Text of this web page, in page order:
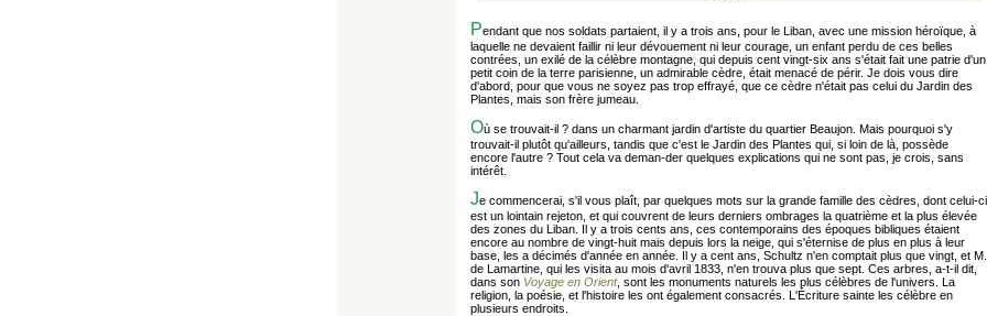
Pendant que nos soldats partaient, il y a trois ans, pour le Liban, avec une mission héroïque, à
laquelle ne devaient faillir ni leur dévouement ni leur courage, un enfant perdu de ces belles
contrées, un exilé de la célèbre montagne, qui depuis cent vingt-six ans s'était fait une patrie d'un
petit coin de la terre parisienne, un admirable cèdre, était menacé de périr. Je dois vous dire
d'abord, pour que vous ne soyez pas trop effrayé, que ce cèdre n'était pas celui du Jardin des
Plantes, mais son frère jumeau.
Où se trouvait-il ? dans un charmant jardin d'artiste du quartier Beaujon. Mais pourquoi s'y
trouvait-il plutôt qu'ailleurs, tandis que c'est le Jardin des Plantes qui, si loin de là, possède
encore l'autre ? Tout cela va deman-der quelques explications qui ne sont pas, je crois, sans
intérêt.
Je commencerai, s'il vous plaît, par quelques mots sur la grande famille des cèdres, dont celui-ci
est un lointain rejeton, et qui couvrent de leurs derniers ombrages la quatrième et la plus élevée
des zones du Liban. Il y a trois cents ans, ces contemporains des époques bibliques étaient
encore au nombre de vingt-huit mais depuis lors la neige, qui s'éternise de plus en plus à leur
base, les a décimés d'année en année. Il y a cent ans, Schultz n'en comptait plus que vingt, et M.
de Lamartine, qui les visita au mois d'avril 1833, n'en trouva plus que sept. Ces arbres, a-t-il dit,
dans sonVoyage en Orient, sont les monuments naturels les plus célèbres de l'univers. La
religion, la poésie, et l'histoire les ont également consacrés. L'Écriture sainte les célèbre en
plusieurs endroits.